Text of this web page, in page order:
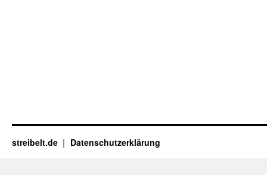
streibelt.de Datenschutzerklärung